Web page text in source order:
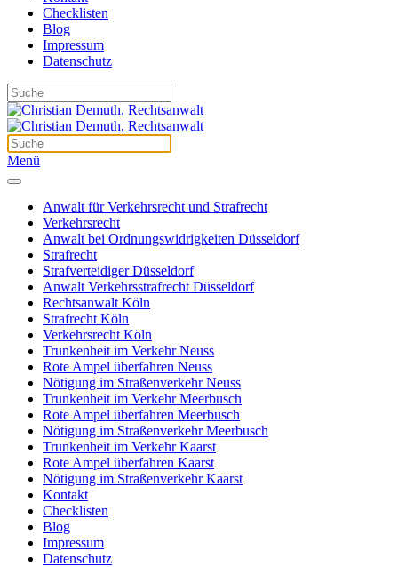
Checklisten
Blog
Impressum
Datenschutz
Menü
Anwalt für Verkehrsrecht und Strafrecht
Verkehrsrecht
Anwalt bei Ordnungswidrigkeiten Düsseldorf
Strafrecht
Strafverteidiger Düsseldorf
Anwalt Verkehrsstrafrecht Düsseldorf
Rechtsanwalt Köln
Strafrecht Köln
Verkehrsrecht Köln
Trunkenheit im Verkehr Neuss
Rote Ampel überfahren Neuss
Nötigung im Straßenverkehr Neuss
Trunkenheit im Verkehr Meerbusch
Rote Ampel überfahren Meerbusch
Nötigung im Straßenverkehr Meerbusch
Trunkenheit im Verkehr Kaarst
Rote Ampel überfahren Kaarst
Nötigung im Straßenverkehr Kaarst
Kontakt
Checklisten
Blog
Impressum
Datenschutz